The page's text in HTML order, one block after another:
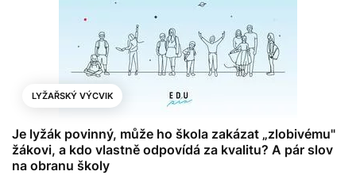
LYŽAŘSKÝ VÝCVIK
Je lyžák povinný, může ho škola zakázat „zlobivému"
žákovi, a kdo vlastně odpovídá za kvalitu? A pár slov
na obranu školy